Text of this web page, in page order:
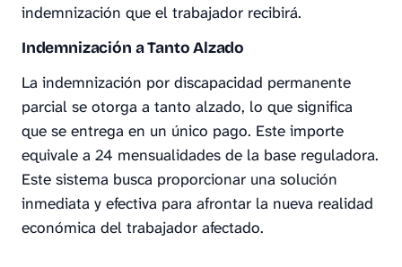
indemnización que el trabajador recibirá.
Indemnización a Tanto Alzado
La indemnización por discapacidad permanente
parcial se otorga a tanto alzado, lo que significa
que se entrega en un único pago. Este importe
equivale a 24 mensualidades de la base reguladora.
Este sistema busca proporcionar una solución
inmediata y efectiva para afrontar la nueva realidad
económica del trabajador afectado.